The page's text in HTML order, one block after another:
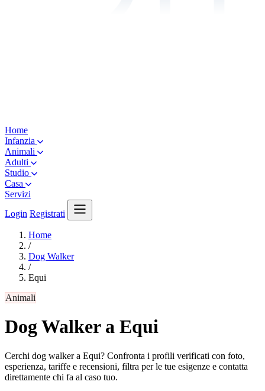
Home
Infanzia
Animali
Adulti
Studio
Casa
Servizi
Login Registrati
Home
/
Dog Walker
/
Equi
Animali
Dog Walker a Equi
Cerchi dog walker a Equi? Confronta i profili verificati con foto,
esperienza, tariffe e recensioni, filtra per le tue esigenze e contatta
direttamente chi fa al caso tuo.